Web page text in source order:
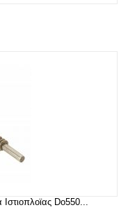
Do550...